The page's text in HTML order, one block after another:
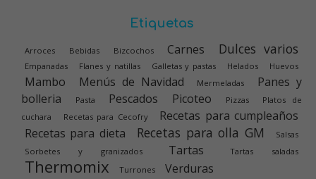
Etiquetas
Arroces Bebidas Bizcochos Carnes Dulces varios
Empanadas Flanes y natillas Galletas y pastas Helados Huevos
Mambo Menús de Navidad Mermeladas
Panes y
bolleria
Pasta Pescados Picoteo Pizzas
Platos de
cuchara
Recetas para Cecofry
Recetas para cumpleaños
Recetas para dieta
Recetas para olla GM
Salsas
Sorbetes y granizados
Tartas Tartas saladas
Thermomix Turrones Verduras